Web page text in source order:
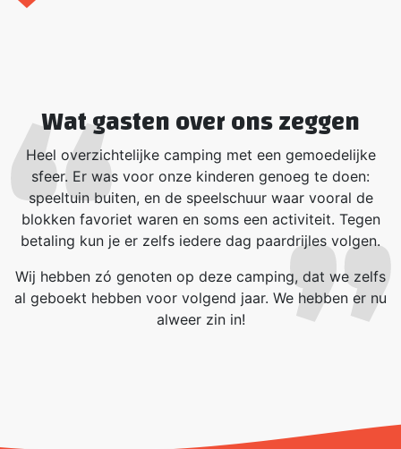
Wat gasten over ons zeggen
Heel overzichtelijke camping met een gemoedelijke
sfeer. Er was voor onze kinderen genoeg te doen:
speeltuin buiten, en de speelschuur waar vooral de
blokken favoriet waren en soms een activiteit. Tegen
betaling kun je er zelfs iedere dag paardrijles volgen.
Wij hebben zó genoten op deze camping, dat we zelfs
al geboekt hebben voor volgend jaar. We hebben er nu
alweer zin in!